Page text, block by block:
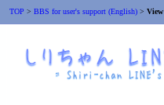
TOP > BBS for user's support (English) > View